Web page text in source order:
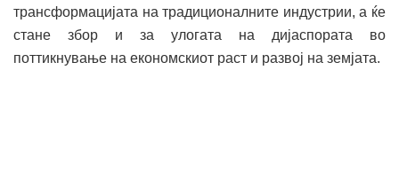
трансформацијата на традиционалните индустрии, а ќе
стане збор и за улогата на дијаспората во
поттикнување на економскиот раст и развој на земјата.